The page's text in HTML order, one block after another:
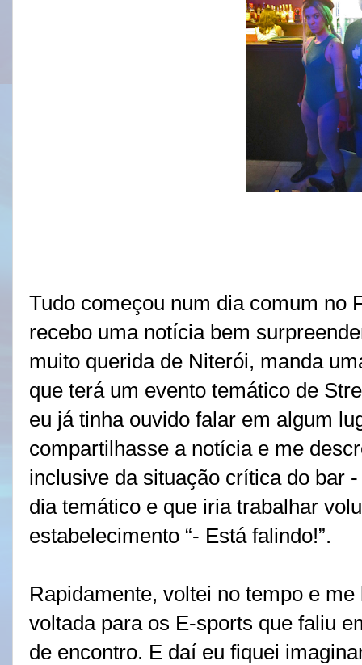
Tudo começou num dia comum no
recebo uma notícia bem
muito querida de Niterói, manda
que terá um evento temático de
eu já tinha ouvido falar em algum
compartilhasse a notícia e me
inclusive da situação crítica do bar
dia temático e que iria trabalhar
estabelecimento “- Está falindo!”.
Rapidamente, voltei no tempo e
voltada para os E-sports que faliu
de encontro. E daí eu fiquei